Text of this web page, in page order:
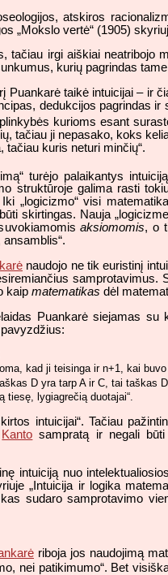
atskiros
„Mokslo vertė“ (1905)
tačiau irgi aiškiai neatribojo
kurių pagrindas
Puankarė taikė intuicijai – ir
dedukcijos pagrindas
kurioms esant
tačiau ji nepasako, koks
tačiau kuris neturi minčių“.
turėjo palaikantys
struktūroje galima rasti
„logicizmo“ visi
skirtingas. Nauja
aksiomomis, o
naudojo ne tik euristinį
samprotavimus.
kaip matematikas dėl
Puankarė siejamas su
kad ji teisinga ir n+1, kai
D yra tarp A ir C, tai taškas
tiesę, lygiagrečią duotajai“.
intuicijai“. Tačiau
Kanto sampratą ir negali
intuiciją nuo
„Intuicija ir logika
sudaro samprotavimo
riboja jos naudojimą
nei patikimumo“. Bet